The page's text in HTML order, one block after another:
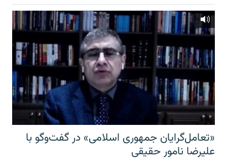
«تعامل‌گرایان جمهوری اسلامی» در گفت‌وگو با
علیرضا نامور حقیقی